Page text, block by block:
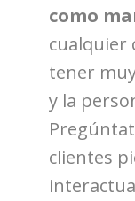
como
cualquier
tener
y la
clientes